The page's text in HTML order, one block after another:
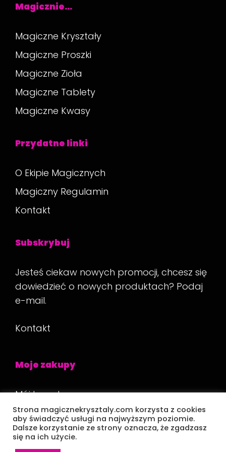
Magicznie…
Magiczne Kryształy
Magiczne Proszki
Magiczne Zioła
Magiczne Tablety
Magiczne Kwasy
Przydatne linki
O Ekipie Magicznych
Magiczny Regulamin
Kontakt
Subskrybuj
Jesteś ciekaw nowych promocji, chcesz się
dowiedzieć o nowych produktach? Podaj
e-mail.
Kontakt
Moje zakupy
Mój koszyk
Płatność
Strona magicznekrysztaly.com korzysta z cookies
aby świadczyć usługi na najwyższym poziomie.
Dalsze korzystanie ze strony oznacza, że zgadzasz
się na ich użycie.